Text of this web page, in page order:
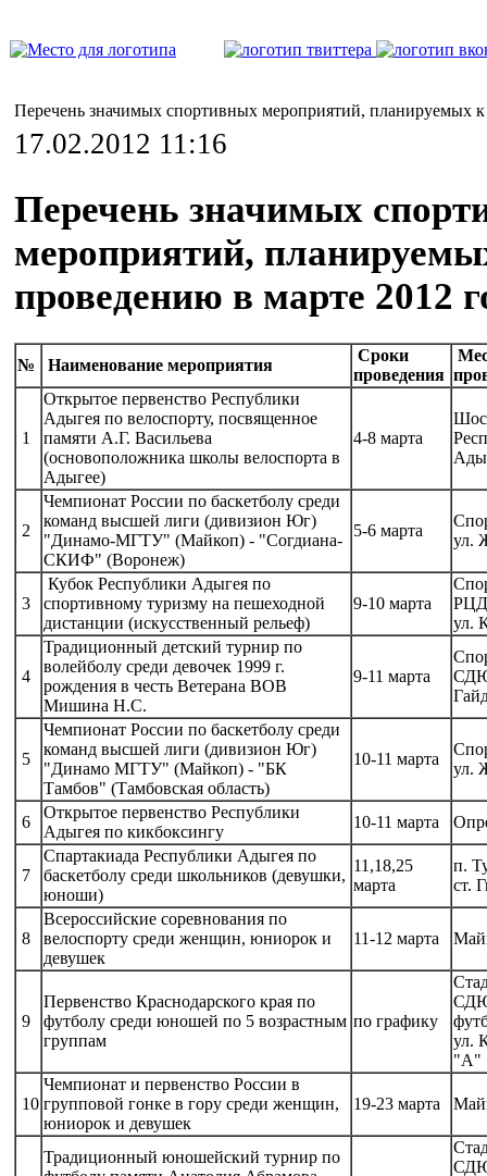
Перечень значимых спортивных мероприятий, планируемых
17.02.2012 11:16
Перечень значимых
мероприятий,
проведению в марте 2012
№ Наименование мероприятия
Сроки
проведения
1
Открытое первенство Республики
Адыгея по велоспорту, посвященное
памяти А.Г. Васильева
(основоположника школы велоспорта в
Адыгее)
4-8 марта
2
Чемпионат России по баскетболу среди
команд высшей лиги (дивизион Юг)
"Динамо-МГТУ" (Майкоп) - "Согдиана-
СКИФ" (Воронеж)
5-6 марта
ул.
3
Кубок Республики Адыгея по
спортивному туризму на пешеходной
дистанции (искусственный рельеф)
9-10 марта
ул.
4
Традиционный детский турнир по
волейболу среди девочек 1999 г.
рождения в честь Ветерана ВОВ
Мишина Н.С.
9-11 марта
5
Чемпионат России по баскетболу среди
команд высшей лиги (дивизион Юг)
"Динамо МГТУ" (Майкоп) - "БК
Тамбов" (Тамбовская область)
10-11 марта
ул.
6
Открытое первенство Республики
Адыгея по кикбоксингу
10-11 марта
7
Спартакиада Республики Адыгея по
баскетболу среди школьников (девушки,
юноши)
11,18,25
марта
п.
ст.
8
Всероссийские соревнования по
велоспорту среди женщин, юниорок и
девушек
11-12 марта
9
Первенство Краснодарского края по
футболу среди юношей по 5 возрастным
группам
по графику
ул.
"А"
10
Чемпионат и первенство России в
групповой гонке в гору среди женщин,
юниорок и девушек
19-23 марта
Традиционный юношейский турнир по